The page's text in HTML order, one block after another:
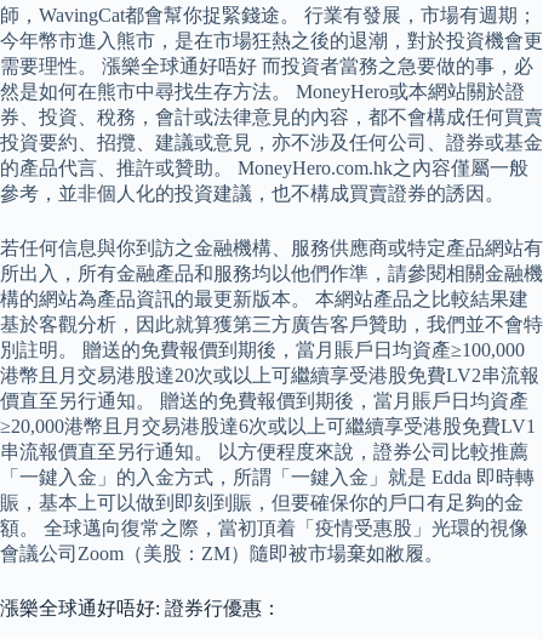
師，WavingCat都會幫你捉緊錢途。 行業有發展，市場有週期；
今年幣市進入熊市，是在市場狂熱之後的退潮，對於投資機會更
需要理性。 漲樂全球通好唔好 而投資者當務之急要做的事，必
然是如何在熊市中尋找生存方法。 MoneyHero或本網站關於證
券、投資、稅務，會計或法律意見的內容，都不會構成任何買賣
投資要約、招攬、建議或意見，亦不涉及任何公司、證券或基金
的產品代言、推許或贊助。 MoneyHero.com.hk之內容僅屬一般
參考，並非個人化的投資建議，也不構成買賣證券的誘因。
若任何信息與你到訪之金融機構、服務供應商或特定產品網站有
所出入，所有金融產品和服務均以他們作準，請參閱相關金融機
構的網站為產品資訊的最更新版本。 本網站產品之比較結果建
基於客觀分析，因此就算獲第三方廣告客戶贊助，我們並不會特
別註明。 贈送的免費報價到期後，當月賬戶日均資產≥100,000
港幣且月交易港股達20次或以上可繼續享受港股免費LV2串流報
價直至另行通知。 贈送的免費報價到期後，當月賬戶日均資產
≥20,000港幣且月交易港股達6次或以上可繼續享受港股免費LV1
串流報價直至另行通知。 以方便程度來說，證券公司比較推薦
「一鍵入金」的入金方式，所謂「一鍵入金」就是 Edda 即時轉
賑，基本上可以做到即刻到賑，但要確保你的戶口有足夠的金
額。 全球邁向復常之際，當初頂着「疫情受惠股」光環的視像
會議公司Zoom（美股：ZM）隨即被市場棄如敝履。
漲樂全球通好唔好: 證券行優惠：